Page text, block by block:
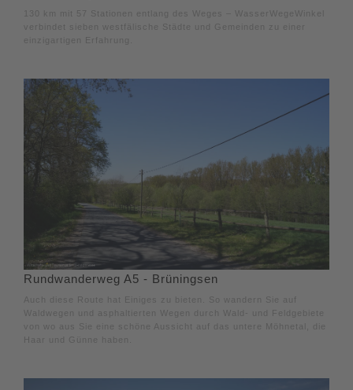
130 km mit 57 Stationen entlang des Weges – WasserWegeWinkel
verbindet sieben westfälische Städte und Gemeinden zu einer
einzigartigen Erfahrung.
Rundwanderweg A5 - Brüningsen
Auch diese Route hat Einiges zu bieten. So wandern Sie auf
Waldwegen und asphaltierten Wegen durch Wald- und Feldgebiete
von wo aus Sie eine schöne Aussicht auf das untere Möhnetal, die
Haar und Günne haben.